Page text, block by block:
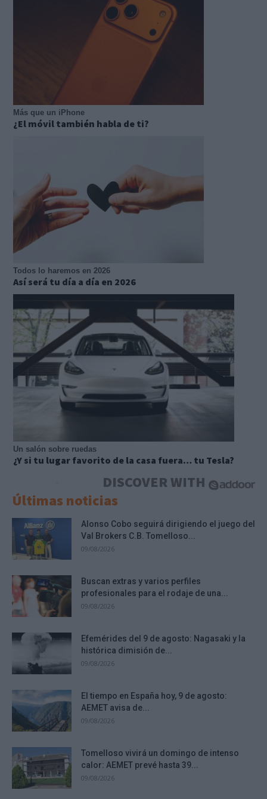
Más que un iPhone
¿El móvil también habla de ti?
Todos lo haremos en 2026
Así será tu día a día en 2026
Un salón sobre ruedas
¿Y si tu lugar favorito de la casa fuera… tu Tesla?
DISCOVER WITH
Últimas noticias
Alonso Cobo seguirá dirigiendo el juego del
Val Brokers C.B. Tomelloso...
09/08/2026
Buscan extras y varios perfiles
profesionales para el rodaje de una...
09/08/2026
Efemérides del 9 de agosto: Nagasaki y la
histórica dimisión de...
09/08/2026
El tiempo en España hoy, 9 de agosto:
AEMET avisa de...
09/08/2026
Tomelloso vivirá un domingo de intenso
calor: AEMET prevé hasta 39...
09/08/2026